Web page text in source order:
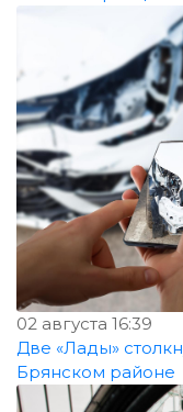
02 августа 16:39
Две «Лады»
Брянском районе